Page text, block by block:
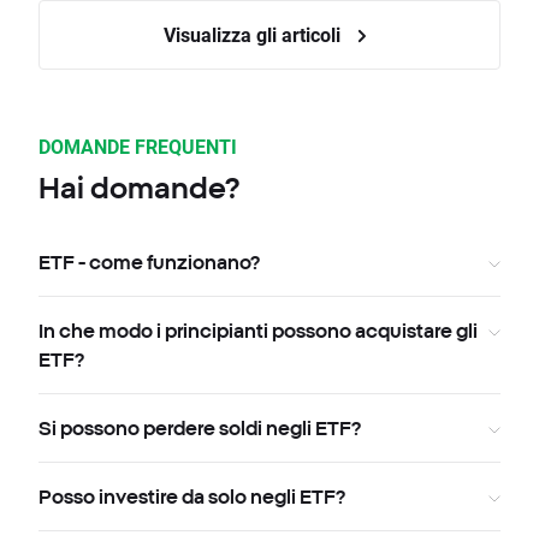
Visualizza gli articoli
DOMANDE FREQUENTI
Hai domande?
ETF - come funzionano?
In che modo i principianti possono acquistare gli
ETF?
Si possono perdere soldi negli ETF?
Posso investire da solo negli ETF?